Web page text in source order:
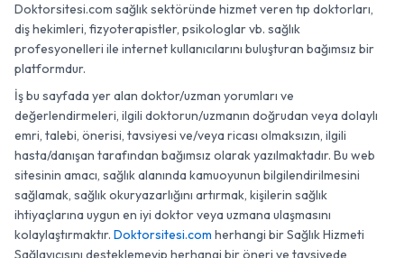
Doktorsitesi.com sağlık sektöründe hizmet veren tıp doktorları,
diş hekimleri, fizyoterapistler, psikologlar vb. sağlık
profesyonelleri ile internet kullanıcılarını buluşturan bağımsız bir
platformdur.
İş bu sayfada yer alan doktor/uzman yorumları ve
değerlendirmeleri, ilgili doktorun/uzmanın doğrudan veya dolaylı
emri, talebi, önerisi, tavsiyesi ve/veya ricası olmaksızın, ilgili
hasta/danışan tarafından bağımsız olarak yazılmaktadır. Bu web
sitesinin amacı, sağlık alanında kamuoyunun bilgilendirilmesini
sağlamak, sağlık okuryazarlığını artırmak, kişilerin sağlık
ihtiyaçlarına uygun en iyi doktor veya uzmana ulaşmasını
kolaylaştırmaktır. Doktorsitesi.com herhangi bir Sağlık Hizmeti
Sağlayıcısını desteklemeyip herhangi bir öneri ve tavsiyede